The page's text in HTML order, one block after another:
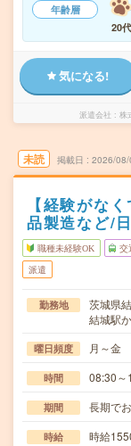
年齢層
20代
気になる!
派遣会社 株
未読 掲載日 2026/08/
【経験がな
品製造など/
職種未経験OK 交
派遣
勤務地
茨城県
結城駅
曜日頻度 月～金
時間 08:30～
期間 長期で
時給 時給